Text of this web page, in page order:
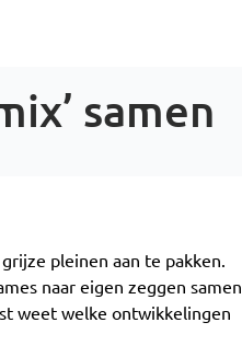
samen
pleinen aan te pakken.
naar eigen zeggen samen
weet welke ontwikkelingen